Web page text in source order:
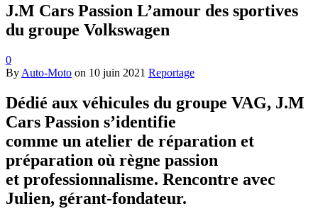
J.M Cars Passion L’amour des sportives
du groupe Volkswagen
0
By Auto-Moto on 10 juin 2021 Reportage
Dédié aux véhicules du groupe VAG, J.M
Cars Passion s’identifie
comme un atelier de réparation et
préparation où règne passion
et professionnalisme. Rencontre avec
Julien, gérant-fondateur.